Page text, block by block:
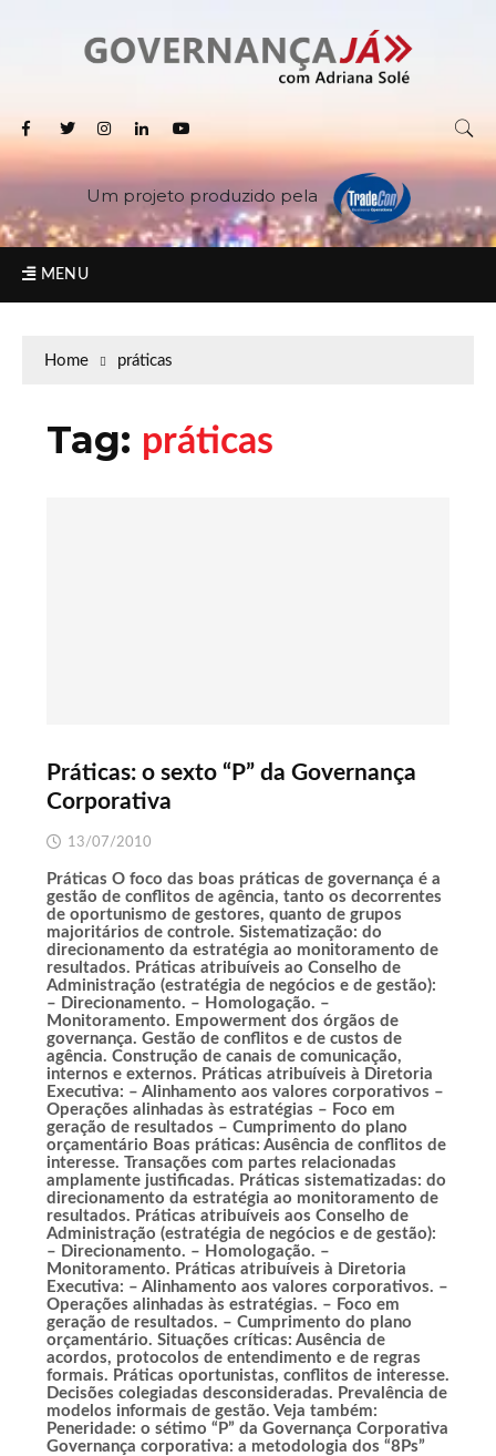
Um projeto produzido pela
MENU
Home práticas
Tag: práticas
Práticas: o sexto “P” da Governança
Corporativa
13/07/2010
Práticas O foco das boas práticas de governança é a
gestão de conflitos de agência, tanto os decorrentes
de oportunismo de gestores, quanto de grupos
majoritários de controle. Sistematização: do
direcionamento da estratégia ao monitoramento de
resultados. Práticas atribuíveis ao Conselho de
Administração (estratégia de negócios e de gestão):
– Direcionamento. – Homologação. –
Monitoramento. Empowerment dos órgãos de
governança. Gestão de conflitos e de custos de
agência. Construção de canais de comunicação,
internos e externos. Práticas atribuíveis à Diretoria
Executiva: – Alinhamento aos valores corporativos –
Operações alinhadas às estratégias – Foco em
geração de resultados – Cumprimento do plano
orçamentário Boas práticas: Ausência de conflitos de
interesse. Transações com partes relacionadas
amplamente justificadas. Práticas sistematizadas: do
direcionamento da estratégia ao monitoramento de
resultados. Práticas atribuíveis aos Conselho de
Administração (estratégia de negócios e de gestão):
– Direcionamento. – Homologação. –
Monitoramento. Práticas atribuíveis à Diretoria
Executiva: – Alinhamento aos valores corporativos. –
Operações alinhadas às estratégias. – Foco em
geração de resultados. – Cumprimento do plano
orçamentário. Situações críticas: Ausência de
acordos, protocolos de entendimento e de regras
formais. Práticas oportunistas, conflitos de interesse.
Decisões colegiadas desconsideradas. Prevalência de
modelos informais de gestão. Veja também:
Peneridade: o sétimo “P” da Governança Corporativa
Governança corporativa: a metodologia dos “8Ps”